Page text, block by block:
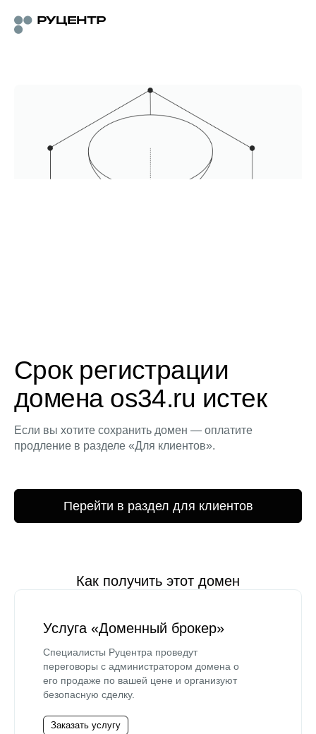
Срок регистрации
домена os34.ru истек
Если вы хотите сохранить домен — оплатите
продление в разделе «Для клиентов».
Перейти в раздел для клиентов
Как получить этот домен
Услуга «Доменный брокер»
Специалисты Руцентра проведут
переговоры с администратором домена о
его продаже по вашей цене и организуют
безопасную сделку.
Заказать услугу